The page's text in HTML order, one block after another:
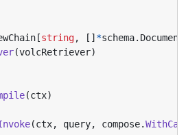
[string, [] *schema. Document
(volcRetriever)
(ctx)
(ctx, query, compose.